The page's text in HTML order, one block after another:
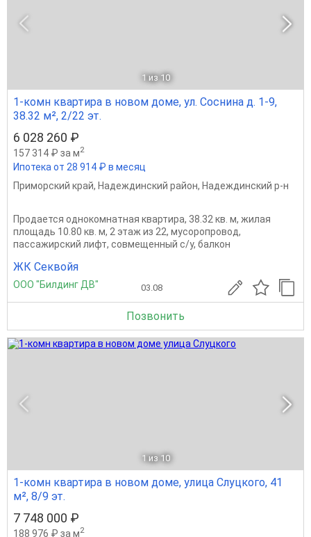
1 из 10
1-комн квартира в новом доме, ул. Соснина д. 1-9,
38.32 м², 2/22 эт.
6 028 260 ₽
157 314 ₽ за м2
Ипотека от 28 914 ₽ в месяц
Приморский край, Надеждинский район, Надеждинский р-н
Продается однокомнатная квартира, 38.32 кв. м, жилая
площадь 10.80 кв. м, 2 этаж из 22, мусоропровод,
пассажирский лифт, совмещенный с/у, балкон
ЖК Секвойя
ООО "Билдинг ДВ" 03.08
Позвонить
1 из 10
1-комн квартира в новом доме, улица Слуцкого, 41
м², 8/9 эт.
7 748 000 ₽
188 976 ₽ за м2